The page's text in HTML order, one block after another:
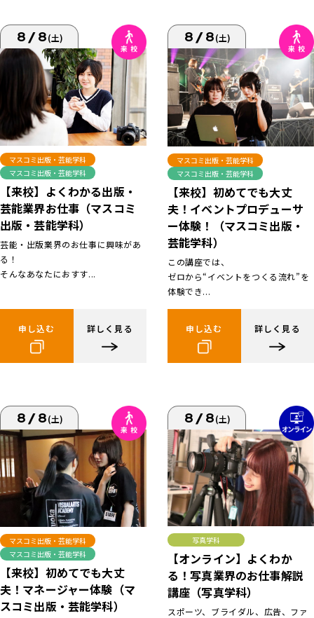
8/8(土)
マスコミ出版・芸能学科
マスコミ出版・芸能学科
【来校】よくわかる出版・
芸能業界お仕事（マスコミ
出版・芸能学科）
芸能・出版業界のお仕事に興味があ
る！
そんなあなたにおすす...
申し込む 詳しく見る
8/8(土)
マスコミ出版・芸能学科
マスコミ出版・芸能学科
【来校】初めてでも大丈
夫！イベントプロデューサ
ー体験！（マスコミ出版・
芸能学科）
この講座では、
ゼロから“イベントをつくる流れ”を
体験でき...
申し込む 詳しく見る
8/8(土)
マスコミ出版・芸能学科
マスコミ出版・芸能学科
【来校】初めてでも大丈
夫！マネージャー体験（マ
スコミ出版・芸能学科）
8/8(土)
写真学科
【オンライン】よくわか
る！写真業界のお仕事解説
講座（写真学科）
スポーツ、ブライダル、広告、ファ